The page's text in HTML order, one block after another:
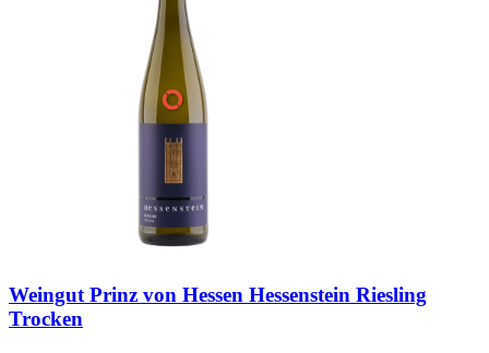
Weingut Prinz von Hessen Hessenstein Riesling
Trocken